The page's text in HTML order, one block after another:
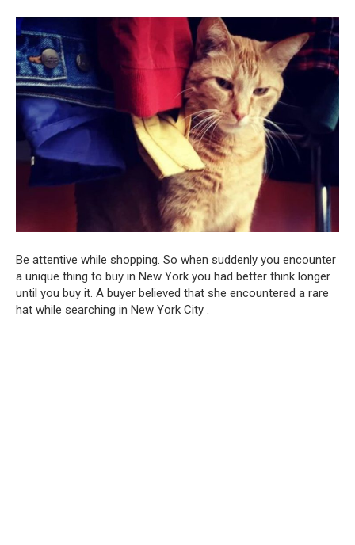
Be attentive while shopping. So when suddenly you encounter
a unique thing to buy in New York you had better think longer
until you buy it. A buyer believed that she encountered a rare
hat while searching in New York City .